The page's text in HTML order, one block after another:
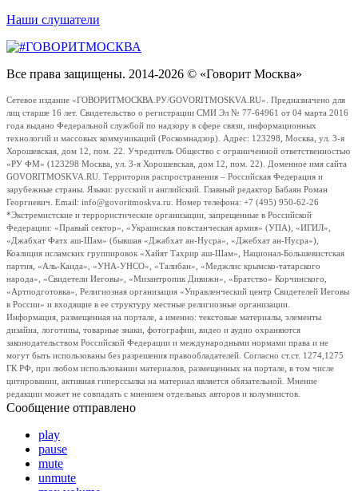
Наши слушатели
Все права защищены. 2014-2026 © «Говорит Москва»
Сетевое издание «ГОВОРИТМОСКВА.РУ/GOVORITMOSKVA.RU». Предназначено для
лиц старше 16 лет. Свидетельство о регистрации СМИ Эл № 77-64961 от 04 марта 2016
года выдано Федеральной службой по надзору в сфере связи, информационных
технологий и массовых коммуникаций (Роскомнадзор). Адрес: 123298, Москва, ул. 3-я
Хорошевская, дом 12, пом. 22. Учредитель Общество с ограниченной ответственностью
«РУ ФМ» (123298 Москва, ул. 3-я Хорошевская, дом 12, пом. 22). Доменное имя сайта
GOVORITMOSKVA.RU. Территория распространения – Российская Федерация и
зарубежные страны. Языки: русский и английский. Главный редактор Бабаян Роман
Георгиевич. Email: info@govoritmoskva.ru. Номер телефона: +7 (495) 950-62-26
*Экстремистские и террористические организации, запрещенные в Российской
Федерации: «Правый сектор», «Украинская повстанческая армия» (УПА), «ИГИЛ»,
«Джабхат Фатх аш-Шам» (бывшая «Джабхат ан-Нусра», «Джебхат ан-Нусра»),
Коалиция исламских группировок «Хайят Тахрир аш-Шам», Национал-Большевистская
партия, «Аль-Каида», «УНА-УНСО», «Талибан», «Меджлис крымско-татарского
народа», «Свидетели Иеговы», «Мизантропик Дивижн», «Братство» Корчинского,
«Артподготовка», Религиозная организация «Управленческий центр Свидетелей Иеговы
в России» и входящие в ее структуру местные религиозные организации.
Информация, размещенная на портале, а именно: текстовые материалы, элементы
дизайна, логотипы, товарные знаки, фотографии, видео и аудио охраняются
законодательством Российской Федерации и международными нормами права и не
могут быть использованы без разрешения правообладателей. Согласно ст.ст. 1274,1275
ГК РФ, при любом использовании материалов, размещенных на портале, в том числе
цитировании, активная гиперссылка на материал является обязательной. Мнение
редакции может не совпадать с мнением отдельных авторов и колумнистов.
Сообщение отправлено
play
pause
mute
unmute